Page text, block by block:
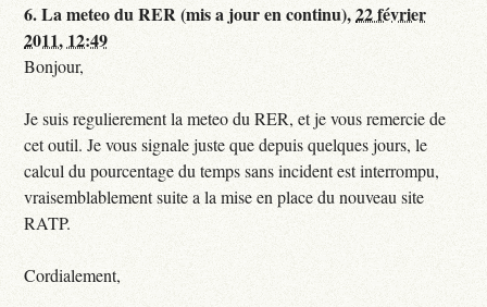
6.La meteo du RER (mis a jour en continu),22 février
2011, 12:49
Bonjour,
Je suis regulierement la meteo du RER, et je vous remercie de
cet outil. Je vous signale juste que depuis quelques jours, le
calcul du pourcentage du temps sans incident est interrompu,
vraisemblablement suite a la mise en place du nouveau site
RATP.
Cordialement,